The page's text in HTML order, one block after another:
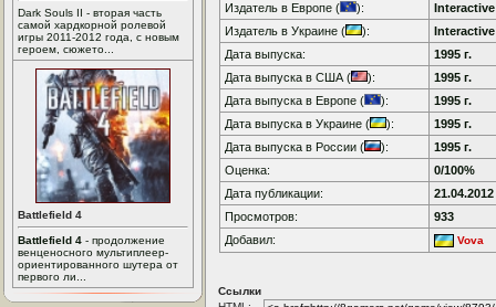
Dark Souls II - вторая часть
самой хардкорной ролевой
игры 2011-2012 года, с новым
героем, сюжето...
Battlefield 4
Battlefield 4 - продолжение
венценосного мультиплеер-
ориентированного шутера от
первого ли...
Издатель в Европе (
):
Издатель в Украине (
):
Дата выпуска:
1995 г.
Дата выпуска в США (
):
1995 г.
Дата выпуска в Европе (
):
1995 г.
Дата выпуска в Украине (
):
1995 г.
Дата выпуска в России (
):
1995 г.
Оценка:
0/100%
Дата публикации:
21.04.2012
Просмотров:
933
Добавил:
Vova
Ссылки